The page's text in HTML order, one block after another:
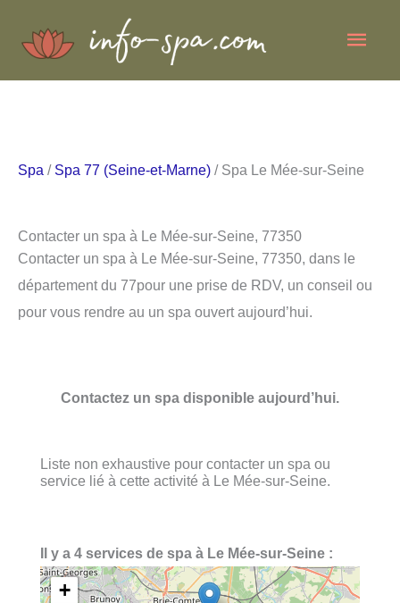
Spa / Spa 77 (Seine-et-Marne) / Spa Le Mée-sur-Seine
Contacter un spa à Le Mée-sur-Seine, 77350
Contacter un spa à Le Mée-sur-Seine, 77350, dans le
département du 77pour une prise de RDV, un conseil ou
pour vous rendre au un spa ouvert aujourd’hui.
Contactez un spa disponible aujourd’hui.
Liste non exhaustive pour contacter un spa ou
service lié à cette activité à Le Mée-sur-Seine.
Il y a 4 services de spa à Le Mée-sur-Seine :
+